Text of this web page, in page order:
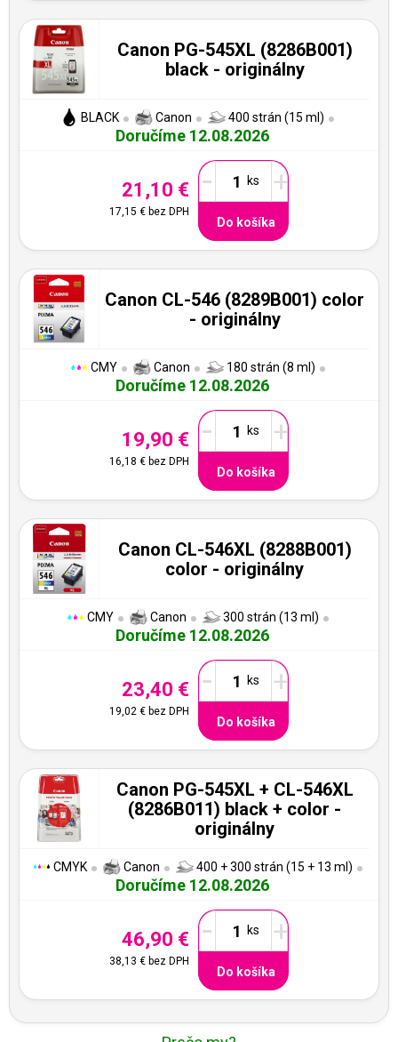
Canon PG-545XL (8286B001)
black - originálny
BLACK Canon 400 strán (15 ml)
Doručíme 12.08.2026
21,10 €
17,15 € bez DPH
- +
Do košíka
Canon CL-546 (8289B001) color
- originálny
CMY Canon 180 strán (8 ml)
Doručíme 12.08.2026
19,90 €
16,18 € bez DPH
- +
Do košíka
Canon CL-546XL (8288B001)
color - originálny
CMY Canon 300 strán (13 ml)
Doručíme 12.08.2026
23,40 €
19,02 € bez DPH
- +
Do košíka
Canon PG-545XL + CL-546XL
(8286B011) black + color -
originálny
CMYK Canon 400 + 300 strán (15 + 13 ml)
Doručíme 12.08.2026
46,90 €
38,13 € bez DPH
- +
Do košíka